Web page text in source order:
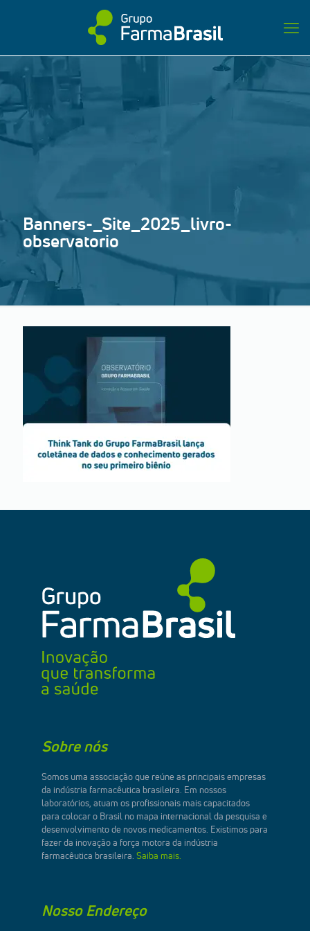
Banners-_Site_2025_livro-
observatorio
Sobre nós
Somos uma associação que reúne as principais empresas
da indústria farmacêutica brasileira. Em nossos
laboratórios, atuam os profissionais mais capacitados
para colocar o Brasil no mapa internacional da pesquisa e
desenvolvimento de novos medicamentos. Existimos para
fazer da inovação a força motora da indústria
farmacêutica brasileira. Saiba mais.
Nosso Endereço